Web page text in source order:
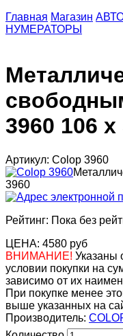
Главная Магазин
НУМЕРАТОРЫ
3960 106
Артикул: Colop 3960
3960
Рейтинг: Пока без
ЦЕНА: 4580 руб
ВНИМАНИЕ! Указаны
условии покупки на
зависимо от их
При покупке менее
выше указанных на
Производитель: